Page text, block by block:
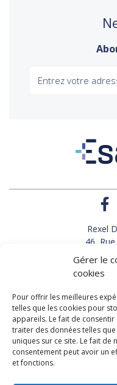
Gérer le
cookies
Pour offrir les meilleures
telles que les cookies pour
appareils. Le fait de
traiter des données telles
uniques sur ce site. Le fait
consentement peut avoir un
et fonctions.
Rexel
46,
Le
TEL :
FAX :